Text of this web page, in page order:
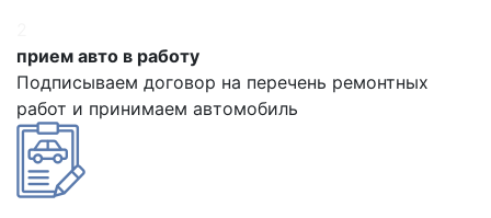
прием авто в работу
Подписываем договор на перечень ремонтных
работ и принимаем автомобиль